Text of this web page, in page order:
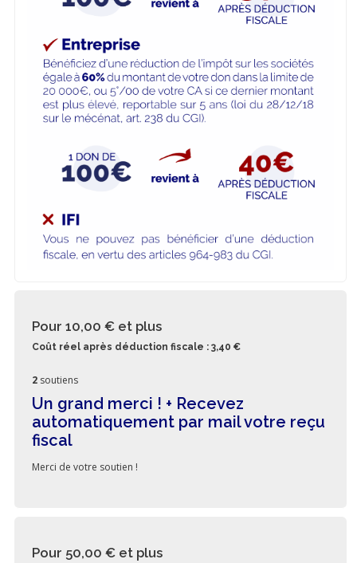
Pour 10,00 € et plus
Coût réel après déduction fiscale : 3,40 €
2 soutiens
Un grand merci ! + Recevez
automatiquement par mail votre reçu
fiscal
Merci de votre soutien !
Pour 50,00 € et plus